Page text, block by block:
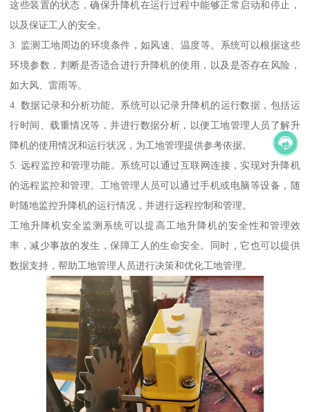
这些装置的状态，确保升降机在运行过程中能够正常启动和停止，
以及保证工人的安全。
3. 监测工地周边的环境条件，如风速、温度等。系统可以根据这些
环境参数，判断是否适合进行升降机的使用，以及是否存在风险，
如大风、雷雨等。
4. 数据记录和分析功能。系统可以记录升降机的运行数据，包括运
行时间、载重情况等，并进行数据分析，以便工地管理人员了解升
降机的使用情况和运行状况，为工地管理提供参考依据。
5. 远程监控和管理功能。系统可以通过互联网连接，实现对升降机
的远程监控和管理。工地管理人员可以通过手机或电脑等设备，随
时随地监控升降机的运行情况，并进行远程控制和管理。
工地升降机安全监测系统可以提高工地升降机的安全性和管理效
率，减少事故的发生，保障工人的生命安全。同时，它也可以提供
数据支持，帮助工地管理人员进行决策和优化工地管理。